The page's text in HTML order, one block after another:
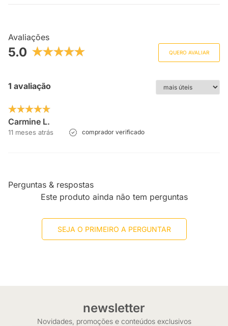
Avaliações
5.0 QUERO AVALIAR
1 avaliação
Carmine L.
11 meses atrás comprador verificado
Perguntas & respostas
Este produto ainda não tem perguntas
SEJA O PRIMEIRO A PERGUNTAR
newsletter
Novidades, promoções e conteúdos exclusivos